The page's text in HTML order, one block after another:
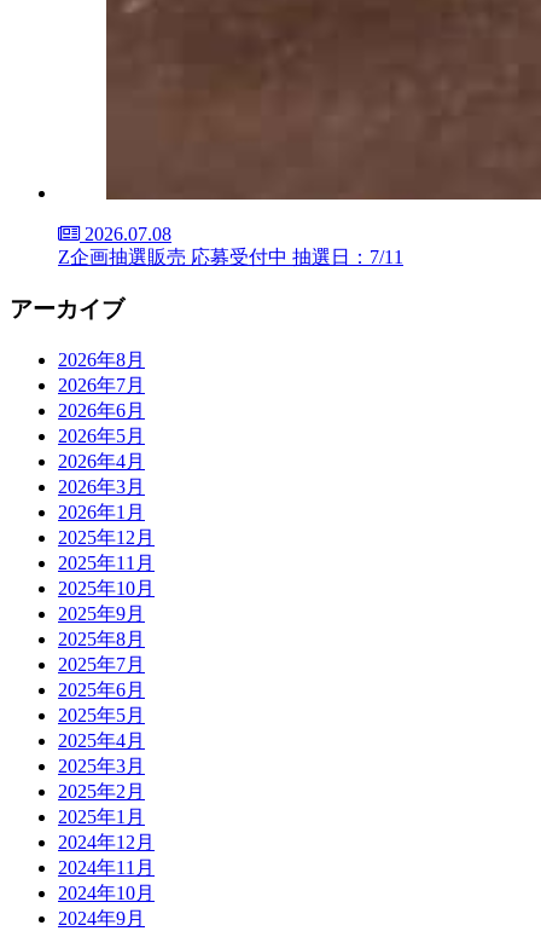
2026.07.08
Z企画抽選販売 応募受付中 抽選日：7/11
アーカイブ
2026年8月
2026年7月
2026年6月
2026年5月
2026年4月
2026年3月
2026年1月
2025年12月
2025年11月
2025年10月
2025年9月
2025年8月
2025年7月
2025年6月
2025年5月
2025年4月
2025年3月
2025年2月
2025年1月
2024年12月
2024年11月
2024年10月
2024年9月